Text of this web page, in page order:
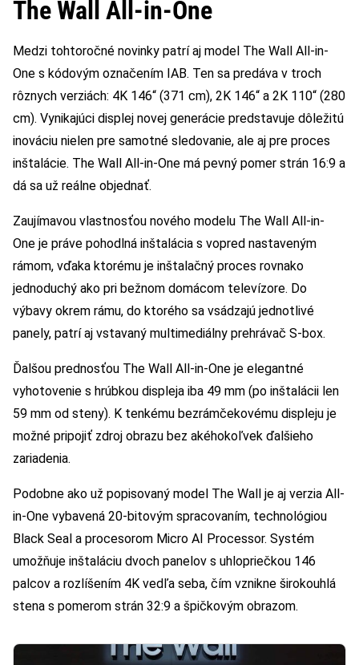
The Wall All-in-One
Medzi tohtoročné novinky patrí aj model The Wall All-in-
One s kódovým označením IAB. Ten sa predáva v troch
rôznych verziách: 4K 146“ (371 cm), 2K 146“ a 2K 110“ (280
cm). Vynikajúci displej novej generácie predstavuje dôležitú
inováciu nielen pre samotné sledovanie, ale aj pre proces
inštalácie. The Wall All-in-One má pevný pomer strán 16:9 a
dá sa už reálne objednať.
Zaujímavou vlastnosťou nového modelu The Wall All-in-
One je práve pohodlná inštalácia s vopred nastaveným
rámom, vďaka ktorému je inštalačný proces rovnako
jednoduchý ako pri bežnom domácom televízore. Do
výbavy okrem rámu, do ktorého sa vsádzajú jednotlivé
panely, patrí aj vstavaný multimediálny prehrávač S-box.
Ďalšou prednosťou The Wall All-in-One je elegantné
vyhotovenie s hrúbkou displeja iba 49 mm (po inštalácii len
59 mm od steny). K tenkému bezrámčekovému displeju je
možné pripojiť zdroj obrazu bez akéhokoľvek ďalšieho
zariadenia.
Podobne ako už popisovaný model The Wall je aj verzia All-
in-One vybavená 20-bitovým spracovaním, technológiou
Black Seal a procesorom Micro AI Processor. Systém
umožňuje inštaláciu dvoch panelov s uhlopriečkou 146
palcov a rozlíšením 4K vedľa seba, čím vznikne širokouhlá
stena s pomerom strán 32:9 a špičkovým obrazom.